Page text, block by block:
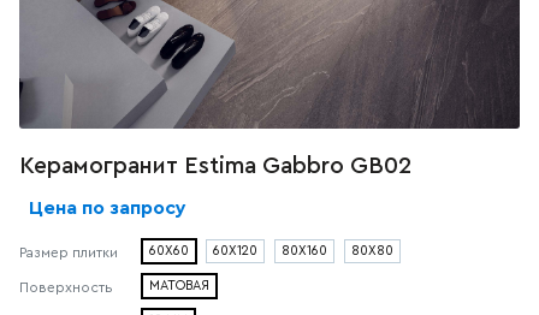
Керамогранит Estima Gabbro GB02
Цена по запросу
Размер плитки 60X60 60X120 80X160 80X80
Поверхность МАТОВАЯ